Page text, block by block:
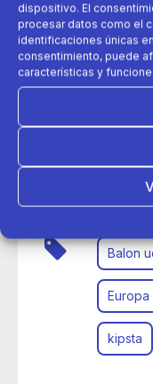
dispositivo. El
procesar datos como el
identificaciones únicas
consentimiento, puede
características y
¡Última hora! Un
UEFA Europa League
Balon
Europa
kipsta